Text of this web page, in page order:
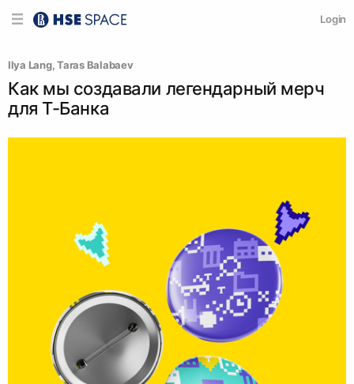
Login
Ilya Lang, Taras Balabaev
Как мы создавали легендарный мерч
для Т-Банка